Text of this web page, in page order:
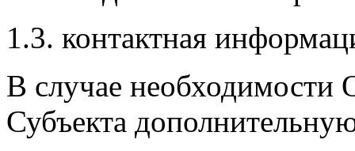
1.3. контактная
В случае необходимости
Субъекта